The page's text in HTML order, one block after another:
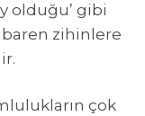
olduğu’ gibi
zihinlere
çok